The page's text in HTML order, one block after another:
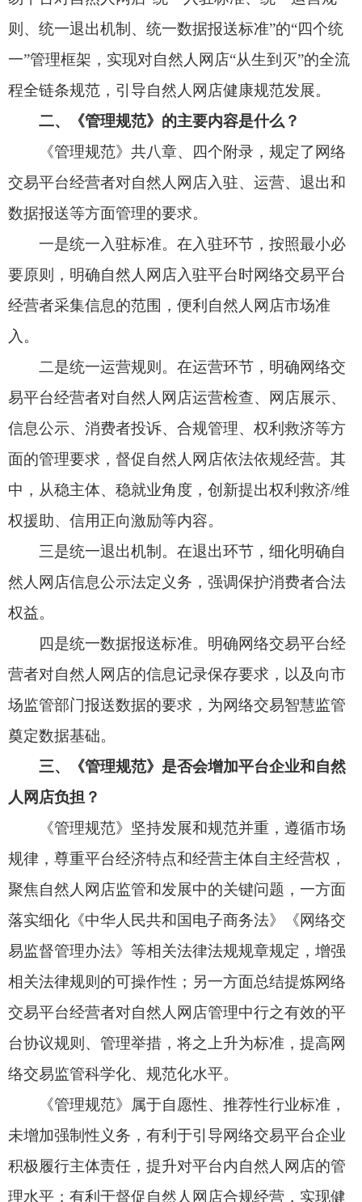
入。
二是统一运营规则。在运营环节，明确网络交
易平台经营者对自然人网店运营检查、网店展示、
信息公示、消费者投诉、合规管理、权利救济等方
面的管理要求，督促自然人网店依法依规经营。其
权援助、信用正向激励等内容。
三是统一退出机制。在退出环节，细化明确自
然人网店信息公示法定义务，强调保护消费者合法
权益。
四是统一数据报送标准。明确网络交易平台经
场监管部门报送数据的要求，为网络交易智慧监管
奠定数据基础。
三、《管理规范》是否会增加平台企业和自然
人网店负担？
《管理规范》坚持发展和规范并重，遵循市场
聚焦自然人网店监管和发展中的关键问题，一方面
落实细化《中华人民共和国电子商务法》《网络交
易监督管理办法》等相关法律法规规章规定，增强
相关法律规则的可操作性；另一方面总结提炼网络
交易平台经营者对自然人网店管理中行之有效的平
络交易监管科学化、规范化水平。
《管理规范》属于自愿性、推荐性行业标准，
未增加强制性义务，有利于引导网络交易平台企业
积极履行主体责任，提升对平台内自然人网店的管
理水平；有利于督促自然人网店合规经营，实现健
消费者和相关主体的合法权益，促进平台经济创新